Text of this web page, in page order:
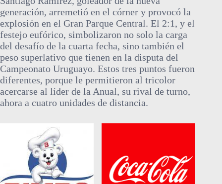
generación, arremetió en el córner y provocó la
explosión en el Gran Parque Central. El 2:1, y el
festejo eufórico, simbolizaron no solo la carga
del desafío de la cuarta fecha, sino también el
peso superlativo que tienen en la disputa del
Campeonato Uruguayo. Estos tres puntos fueron
diferentes, porque le permitieron al tricolor
acercarse al líder de la Anual, su rival de turno,
ahora a cuatro unidades de distancia.